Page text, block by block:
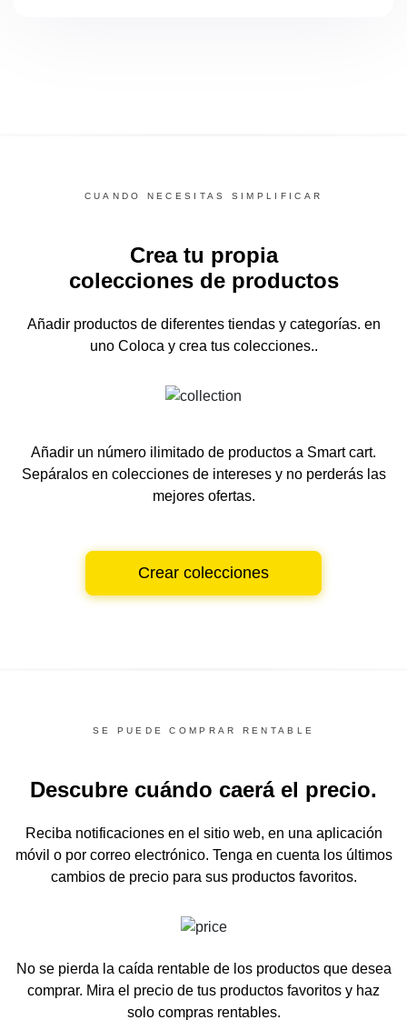
CUANDO NECESITAS SIMPLIFICAR
Crea tu propia
colecciones de productos
Añadir productos de diferentes tiendas y categorías. en
unoColoca y crea tus colecciones..
Añadir un número ilimitado de productos a Smart cart.
Sepáralos en colecciones de intereses y no perderás las
mejores ofertas.
Crear colecciones
SE PUEDE COMPRAR RENTABLE
Descubre cuándo caerá el precio.
Reciba notificaciones en el sitio web, en una aplicación
móvil o por correo electrónico. Tenga en cuenta los últimos
cambios de precio para sus productos favoritos.
No se pierda la caída rentable de los productos que desea
comprar. Mira el precio de tus productos favoritos y haz
solo compras rentables.